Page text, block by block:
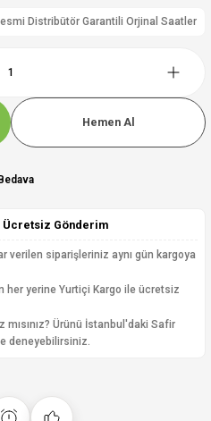
Distribütör Garantili Orjinal Saatler
Hemen Al
Ücretsiz Gönderim
verilen siparişleriniz aynı gün kargoya
her yerine Yurtiçi Kargo ile ücretsiz
mısınız? Ürünü İstanbul'daki Safir
deneyebilirsiniz.